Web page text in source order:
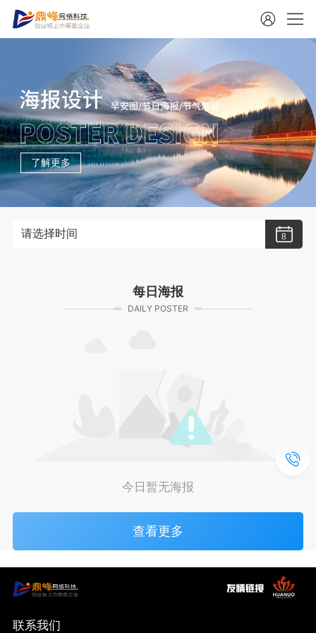
了解更多
请选择时间 8
每日海报
DAILY POSTER
今日暂无海报
查看更多
联系我们